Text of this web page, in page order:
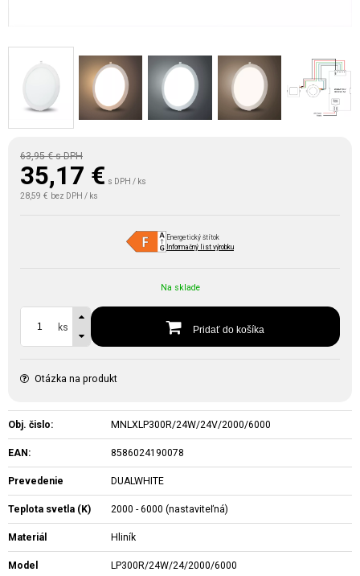
63,95 €s DPH
35,17 € s DPH / ks
28,59 € bez DPH / ks
Energetický štítok
Informačný list výrobku
Na sklade
ks Pridať do košíka
Otázka na produkt
Obj. čislo: MNLXLP300R/24W/24V/2000/6000
EAN: 8586024190078
Prevedenie DUALWHITE
Teplota svetla (K) 2000 - 6000 (nastaviteľná)
Materiál Hliník
Model LP300R/24W/24/2000/6000